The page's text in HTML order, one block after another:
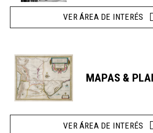
VER ÁREA DE INTERÉS
MAPAS &
VER ÁREA DE INTERÉS